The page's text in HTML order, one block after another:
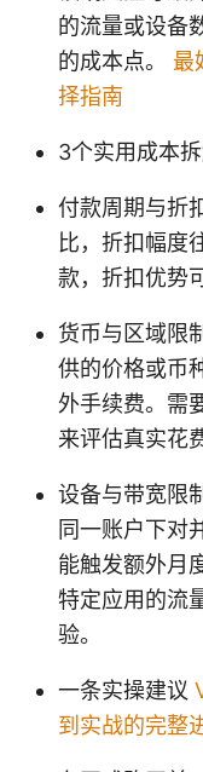
的流量或设备
的成本点。 最
择指南
3个实用成本
付款周期与折
比，折扣幅度
款，折扣优势
货币与区域限
供的价格或币
外手续费。需
来评估真实花
设备与带宽限
同一账户下对
能触发额外月
特定应用的流
验。
一条实操建议
到实战的完整